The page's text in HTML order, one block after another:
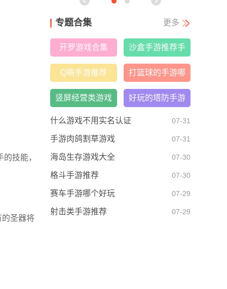
技能，
的圣器将
拟器安卓正
专题合集 更多
开罗游戏合集 沙盒手游推荐手
机版
Q萌手游推荐
打篮球的手游哪
个比较好
竖屏经营类游戏
大全
好玩的塔防手游
什么游戏不用实名认证 07-31
手游肉鸽割草游戏 07-31
海岛生存游戏大全 07-30
格斗手游推荐 07-30
赛车手游哪个好玩 07-29
射击类手游推荐 07-29